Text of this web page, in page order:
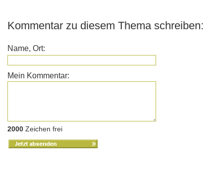
Kommentar zu diesem Thema schreiben:
Name, Ort:
Mein Kommentar:
2000 Zeichen frei